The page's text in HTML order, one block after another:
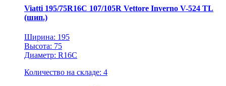
TL
(шип.)
Viatti 195/75R16C 107/105R Vettore Inverno V-524 TL
(шип.)
Ширина: 195
Высота: 75
Диаметр: R16C
Количество на складе: 4